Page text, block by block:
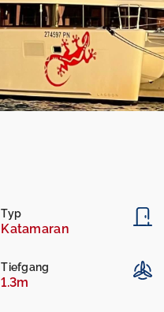
Typ
Katamaran
Tiefgang
1.3m